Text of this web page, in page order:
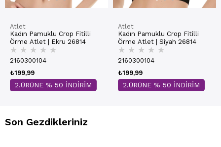
Atlet
Kadın Pamuklu Crop Fitilli
Örme Atlet | Ekru 26814
★ ★ ★ ★ ★
2160300104
₺199,99
2.ÜRÜNE % 50 İNDİRİM
Atlet
Kadın Pamuklu Crop Fitilli
Örme Atlet | Siyah 26814
★ ★ ★ ★ ★
2160300104
₺199,99
2.ÜRÜNE % 50 İNDİRİM
Son Gezdikleriniz